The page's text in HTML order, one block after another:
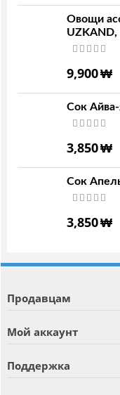
Овощи
UZKAND,
9,900₩
Сок
3,850₩
Сок
3,850₩
Продавцам
Мой аккаунт
Поддержка